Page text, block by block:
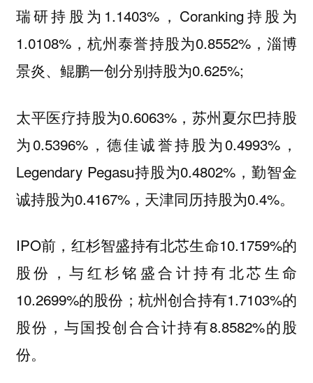
瑞研持股为1.1403%，Coranking持股为
1.0108%，杭州泰誉持股为0.8552%，淄博
景炎、鲲鹏一创分别持股为0.625%;
太平医疗持股为0.6063%，苏州夏尔巴持股
为0.5396%，德佳诚誉持股为0.4993%，
Legendary Pegasu持股为0.4802%，勤智金
诚持股为0.4167%，天津同历持股为0.4%。
IPO前，红杉智盛持有北芯生命10.1759%的
股份，与红杉铭盛合计持有北芯生命
10.2699%的股份；杭州创合持有1.7103%的
股份，与国投创合合计持有8.8582%的股
份。